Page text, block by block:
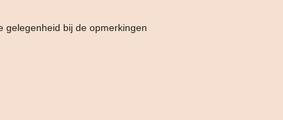
bij de opmerkingen